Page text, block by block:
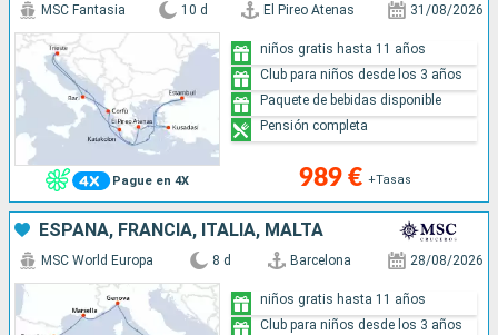
Pague en 4X
MSC Fantasia 10 d El Pireo Atenas 31/08/2026
989 € +Tasas
niños gratis hasta 11 años
Club para niños desde los 3 años
Paquete de bebidas disponible
Pensión completa
ESPAÑA, FRANCIA, ITALIA, MALTA
MSC World Europa 8 d Barcelona 28/08/2026
niños gratis hasta 11 años
Club para niños desde los 3 años